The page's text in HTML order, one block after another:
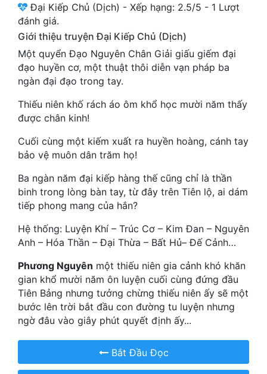
Cổ Đại
Du Hí
Dã Sử
Dị Giới
Dị Năng
Góc Nhìn Nam
Góc Nhìn Nữ
Huyền Huyễn
Huyền Nghi
Hài Hước
Hệ Thống
Học Đường
Khoa Huyễn Không Gian
Đại Kiếp Chủ (Dịch) - Xếp hạng: 2.5/5 - 1 Lượt
đánh giá.
Giới thiệu truyện Đại Kiếp Chủ (Dịch)
Một quyển Đạo Nguyên Chân Giải giấu giếm đại
đạo huyền cơ, một thuật thôi diễn vạn pháp ba
ngàn đại đạo trong tay.
Thiếu niên khố rách áo ôm khổ học mười năm thấy
được chân kinh!
Cuối cùng một kiếm xuất ra huyền hoàng, cánh tay
bảo vệ muôn dân trăm họ!
Ba ngàn năm đại kiếp hàng thế cũng chỉ là thần
binh trong lòng bàn tay, từ đây trên Tiên lộ, ai dám
tiếp phong mang của hắn?
Hệ thống: Luyện Khí – Trúc Cơ – Kim Đan – Nguyên
Anh – Hóa Thần – Đại Thừa – Bất Hủ– Đế Cảnh…
Phương Nguyên một thiếu niên gia cảnh khó khăn
gian khổ mười năm ôn luyện cuối cùng đứng đầu
Tiên Bảng nhưng tưởng chừng thiếu niên ấy sẽ một
bước lên trời bắt đầu con đường tu luyện nhưng
ngờ đâu vào giây phút quyết định ấy...
Bắt Đầu Đọc